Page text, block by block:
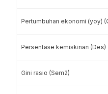
Pertumbuhan ekonomi (yoy)
Persentase kemiskinan (Des)
Gini rasio (Sem2)